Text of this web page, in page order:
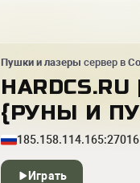
Пушки и лазеры сервер в
{РУНЫ И
185.158.114.165:27016
Играть